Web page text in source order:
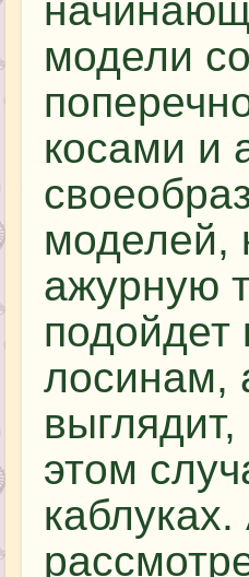
модели
косами и
моделей,
ажурную
подойдет
лосинам,
этом